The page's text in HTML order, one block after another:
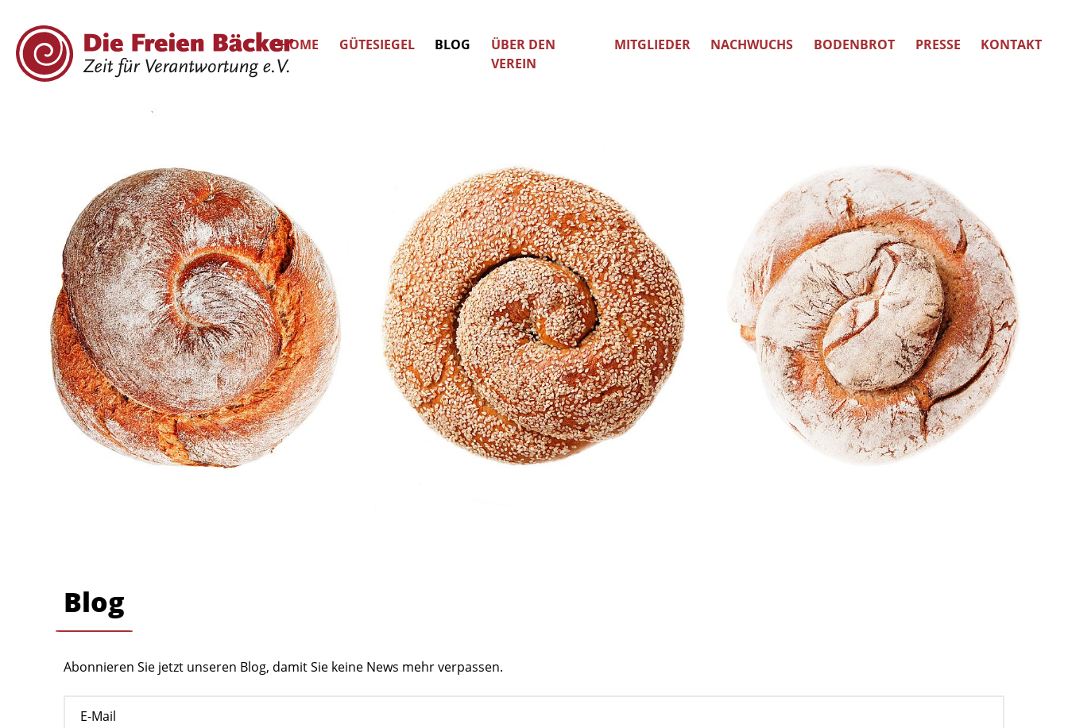
HOME GÜTESIEGEL BLOG
ÜBER DEN
VEREIN
MITGLIEDER NACHWUCHS BODENBROT PRESSE KONTAKT
Blog
Abonnieren Sie jetzt unseren Blog, damit Sie keine News mehr verpassen.